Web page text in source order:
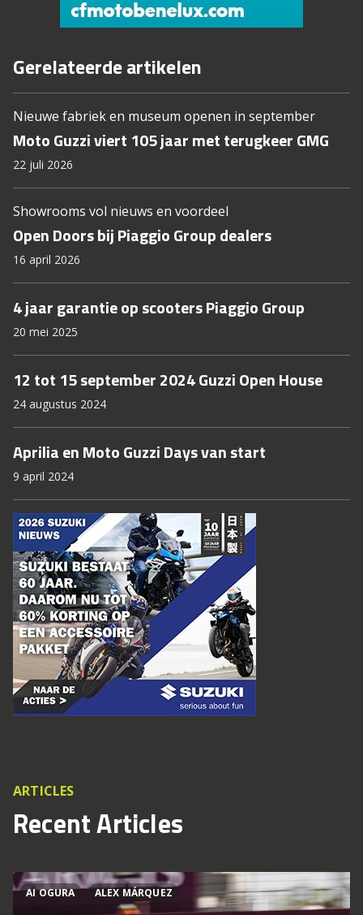
Gerelateerde artikelen
Nieuwe fabriek en museum openen in september
Moto Guzzi viert 105 jaar met terugkeer GMG
22 juli 2026
Showrooms vol nieuws en voordeel
Open Doors bij Piaggio Group dealers
16 april 2026
4 jaar garantie op scooters Piaggio Group
20 mei 2025
12 tot 15 september 2024 Guzzi Open House
24 augustus 2024
Aprilia en Moto Guzzi Days van start
9 april 2024
ARTICLES
Recent Articles
AI OGURA ALEX MÁRQUEZ